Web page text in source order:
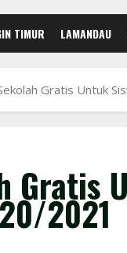
TIMUR LAMANDAU
Gratis Untuk
Gratis
2021